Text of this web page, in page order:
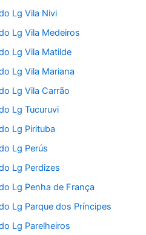
Lg Vila Nivi
Lg Vila Medeiros
Lg Vila Matilde
Lg Vila Mariana
Lg Vila Carrão
Lg Tucuruvi
Lg Pirituba
Lg Perús
Lg Perdizes
Lg Penha de França
Lg Parque dos Príncipes
Lg Parelheiros